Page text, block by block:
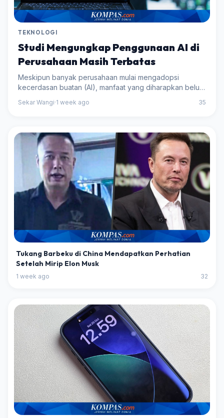
TEKNOLOGI
Studi Mengungkap Penggunaan AI di
Perusahaan Masih Terbatas
Meskipun banyak perusahaan mulai mengadopsi
kecerdasan buatan (AI), manfaat yang diharapkan belum
penggunaan AI masih terbatas dan dampaknya terhadap
Sekar Wangi·1 week ago 35
Tukang Barbeku di China Mendapatkan Perhatian
Setelah Mirip Elon Musk
1 week ago 32